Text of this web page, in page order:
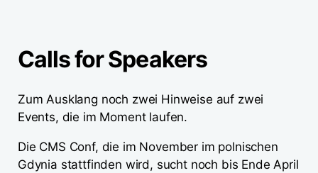
Calls for Speakers
Zum Ausklang noch zwei Hinweise auf zwei
Events, die im Moment laufen.
Die CMS Conf, die im November im polnischen
Gdynia stattfinden wird, sucht noch bis Ende April